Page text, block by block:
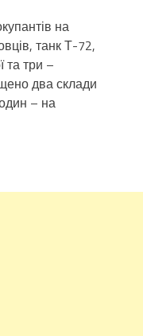
на
танк Т-72,
та три –
два склади
– на